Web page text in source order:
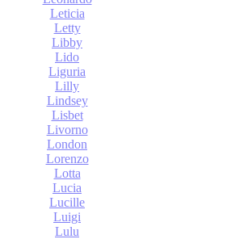
Leticia
Letty
Libby
Lido
Liguria
Lilly
Lindsey
Lisbet
Livorno
London
Lorenzo
Lotta
Lucia
Lucille
Luigi
Lulu